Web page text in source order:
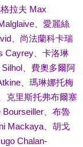
拉夫 Max
、 愛麗絲
、 尚法蘭科卡瑞
Cayrey、 卡洛琳
、 費奧多爾阿
、 瑪琳娜托梅
克里斯托弗布爾塞
Bourseiller、 布魯
Mackaya、 胡戈
Chalan-